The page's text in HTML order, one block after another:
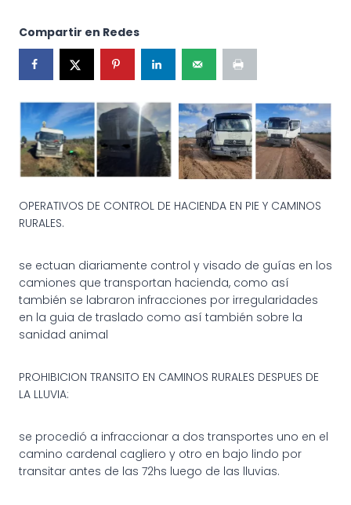
Compartir en Redes
Operativo Operativo
OPERATIVOS DE CONTROL DE HACIENDA EN PIE Y CAMINOS
RURALES.
se ectuan diariamente control y visado de guías en los
camiones que transportan hacienda, como así
también se labraron infracciones por irregularidades
en la guia de traslado como así también sobre la
sanidad animal
PROHIBICION TRANSITO EN CAMINOS RURALES DESPUES DE
LA LLUVIA:
se procedió a infraccionar a dos transportes uno en el
camino cardenal cagliero y otro en bajo lindo por
transitar antes de las 72hs luego de las lluvias.